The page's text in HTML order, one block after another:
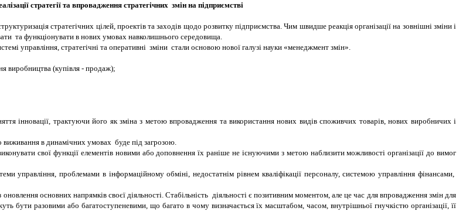
стратегії та впровадження стратегічних змін на підприємстві
стратегічних цілей, проектів та заходів щодо розвитку підприємства. Чим швидше реакція організації на зовнішні зміни і
та функціонувати в нових умовах навколишнього середовища.
управління, стратегічні та оперативні зміни стали основою нової галузі науки «менеджмент змін».
виробництва (купівля - продаж);
інновації, трактуючи його як зміна з метою впровадження та використання нових видів споживчих товарів, нових виробничих і
виживання в динамічних умовах буде під загрозою.
свої функції елементів новими або доповнення їх раніше не існуючими з метою наблизити можливості організації до вимог
управління, проблемами в інформаційному обміні, недостатнім рівнем кваліфікації персоналу, системою управління фінансами,
основних напрямків своєї діяльності. Стабільність діяльності є позитивним моментом, але це час для впровадження змін для
бути разовими або багатоступеневими, що багато в чому визначається їх масштабом, часом, внутрішньої гнучкістю організації, її